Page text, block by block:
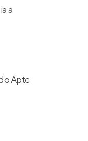
a
Apto